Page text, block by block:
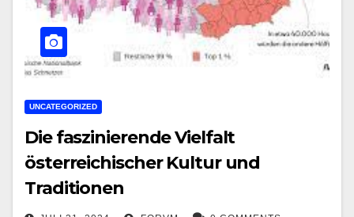
UNCATEGORIZED
Die faszinierende Vielfalt
österreichischer Kultur und
Traditionen